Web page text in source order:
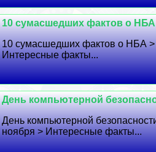
10 cyмacшедших фактов о НБА
10 cyмacшедших фактов о НБА >
Интересные факты...
День компьютерной
День компьютерной
ноября > Интересные факты...